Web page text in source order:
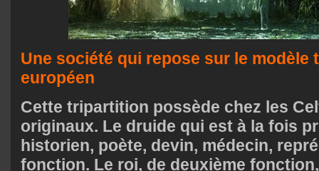
Une société qui repose sur le
européen
Cette tripartition possède chez les
originaux. Le druide qui est à la fois
historien, poète, devin, médecin,
fonction. Le roi, de deuxième